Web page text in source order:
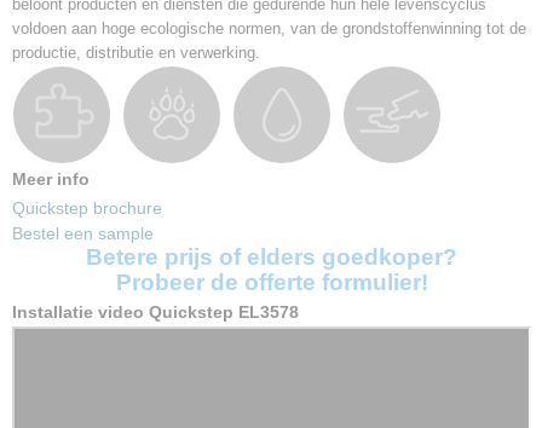
beloont producten en diensten die gedurende hun hele levenscyclus
voldoen aan hoge ecologische normen, van de grondstoffenwinning tot de
productie, distributie en verwerking.
Meer info
Quickstep brochure
Bestel een sample
Betere prijs of elders goedkoper?
Probeer de offerte formulier!
Installatie video Quickstep EL3578